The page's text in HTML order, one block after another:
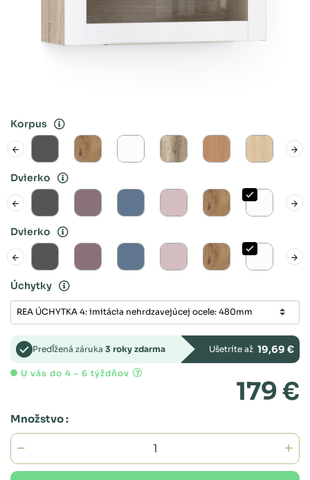
Korpus
Dvierko
Dvierko
Úchytky
Predĺžená záruka 3 roky zdarma Ušetríte až 19,69 €
U vás do 4 - 6 týždňov
179 €
Množstvo :